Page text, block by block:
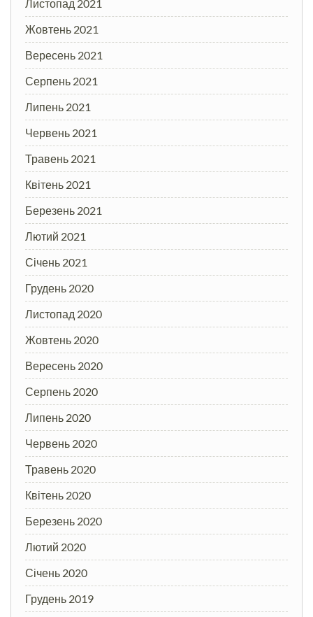
Листопад 2021
Жовтень 2021
Вересень 2021
Серпень 2021
Липень 2021
Червень 2021
Травень 2021
Квітень 2021
Березень 2021
Лютий 2021
Січень 2021
Грудень 2020
Листопад 2020
Жовтень 2020
Вересень 2020
Серпень 2020
Липень 2020
Червень 2020
Травень 2020
Квітень 2020
Березень 2020
Лютий 2020
Січень 2020
Грудень 2019